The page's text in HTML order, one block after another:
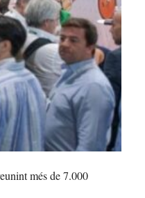
més de 7.000